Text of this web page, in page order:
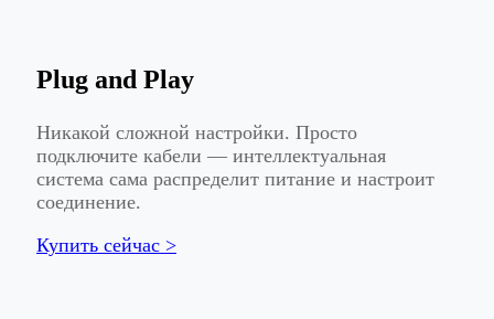
Plug and Play
Никакой сложной настройки. Просто
подключите кабели — интеллектуальная
система сама распределит питание и настроит
соединение.
Купить сейчас >